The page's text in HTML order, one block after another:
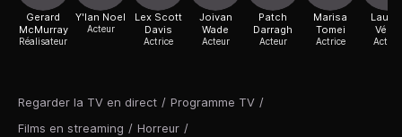
Regarder la TV en direct / Programme TV /
Films en streaming / Horreur /
Gerard
McMurray
Réalisateur
Y'lan Noel
Acteur
Lex Scott
Davis
Actrice
Joivan
Wade
Acteur
Patch
Darragh
Acteur
Marisa
Tomei
Actrice
Vélez
Actrice